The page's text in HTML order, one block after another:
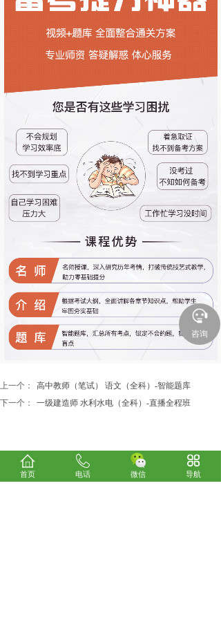
上一个：
高中教师（笔试） 语文（全科）-智能题库
下一个：
一级建造师 水利水电（全科）-直播全程班
首页 电话 微信 导航
咨询